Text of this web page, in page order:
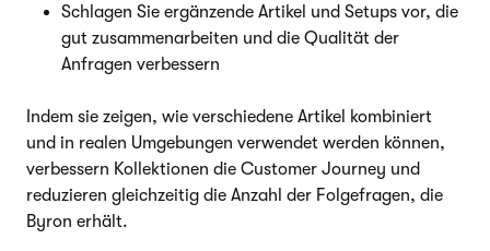
Schlagen Sie ergänzende Artikel und Setups vor, die
gut zusammenarbeiten und die Qualität der
Anfragen verbessern
Indem sie zeigen, wie verschiedene Artikel kombiniert
und in realen Umgebungen verwendet werden können,
verbessern Kollektionen die Customer Journey und
reduzieren gleichzeitig die Anzahl der Folgefragen, die
Byron erhält.